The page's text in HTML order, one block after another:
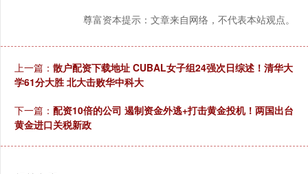
尊富资本提示：文章来自网络，不代表本站观点。
上一篇： 散户配资下载地址 CUBAL女子组24强次日综述！清华大
学61分大胜 北大击败华中科大
下一篇： 配资10倍的公司 遏制资金外逃+打击黄金投机！两国出台
黄金进口关税新政